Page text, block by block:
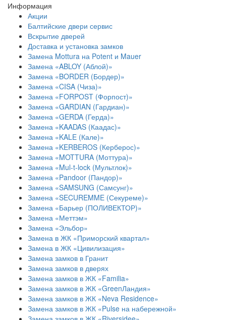
Информация
Акции
Балтийские двери сервис
Вскрытие дверей
Доставка и установка замков
Замена Mottura на Potent и Mauer
Замена «ABLOY (Аблой)»
Замена «BORDER (Бордер)»
Замена «CISA (Чиза)»
Замена «FORPOST (Форпост)»
Замена «GARDIAN (Гардиан)»
Замена «GERDA (Герда)»
Замена «KAADAS (Каадас)»
Замена «KALE (Кале)»
Замена «KERBEROS (Керберос)»
Замена «MOTTURA (Моттура)»
Замена «Mul-t-lock (Мультлок)»
Замена «Pandoor (Пандор)»
Замена «SAMSUNG (Самсунг)»
Замена «SECUREMME (Секуреме)»
Замена «Барьер (ПОЛИВЕКТОР)»
Замена «Меттэм»
Замена «Эльбор»
Замена в ЖК «Приморский квартал»
Замена в ЖК «Цивилизация»
Замена замков в Гранит
Замена замков в дверях
Замена замков в ЖК «Familia»
Замена замков в ЖК «GreenЛандия»
Замена замков в ЖК «Neva Residence»
Замена замков в ЖК «Pulse на набережной»